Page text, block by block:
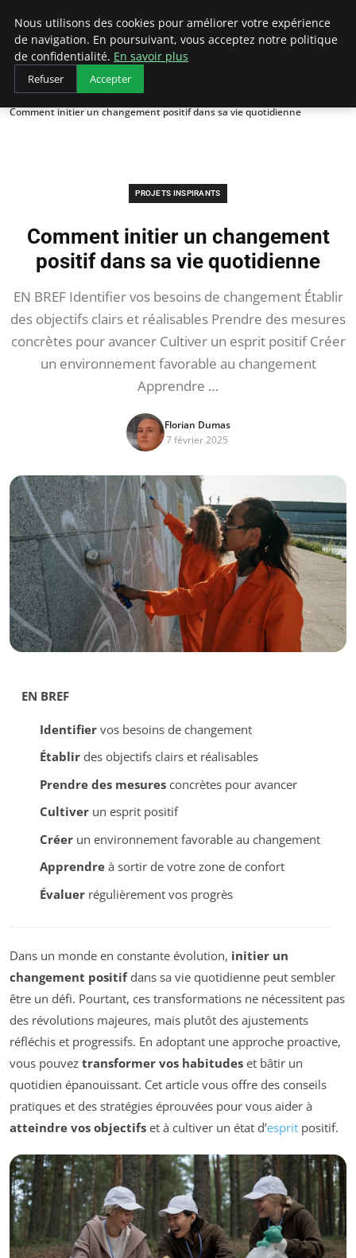
AIESEC France
Accueil
Projets Inspirants
Comment initier un changement positif dans sa vie quotidienne
PROJETS INSPIRANTS
Comment initier un changement
positif dans sa vie quotidienne
EN BREF Identifier vos besoins de changement Établir
des objectifs clairs et réalisables Prendre des mesures
concrètes pour avancer Cultiver un esprit positif Créer
un environnement favorable au changement
Apprendre …
Florian Dumas
7 février 2025
EN BREF
Identifiervos besoins de changement
Établirdes objectifs clairs et réalisables
Prendre des mesuresconcrètes pour avancer
Cultiverun esprit positif
Créerun environnement favorable au changement
Apprendreà sortir de votre zone de confort
Évaluerrégulièrement vos progrès
Dans un monde en constante évolution, initier un
changement positifdans sa vie quotidienne peut sembler
être un défi. Pourtant, ces transformations ne nécessitent pas
des révolutions majeures, mais plutôt des ajustements
réfléchis et progressifs. En adoptant une approche proactive,
vous pouvez transformer vos habitudes et bâtir un
quotidien épanouissant. Cet article vous offre des conseils
pratiques et des stratégies éprouvées pour vous aider à
atteindre vos objectifs et à cultiver un état d’esprit positif.
Nous utilisons des cookies pour améliorer votre expérience
de navigation. En poursuivant, vous acceptez notre politique
de confidentialité. En savoir plus
Refuser Accepter